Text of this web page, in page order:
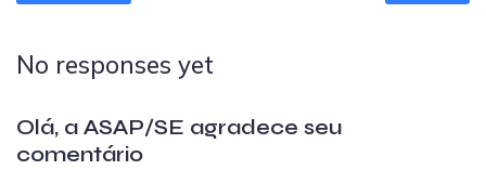
No responses yet
Olá, a ASAP/SE agradece seu
comentário